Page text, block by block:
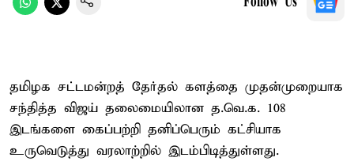
தமிழக சட்டமன்றத் தேர்தல் களத்தை முதன்முறையாக
சந்தித்த விஜய் தலைமையிலான த.வெ.க. 108
இடங்களை கைப்பற்றி தனிப்பெரும் கட்சியாக
உருவெடுத்து வரலாற்றில் இடம்பிடித்துள்ளது.